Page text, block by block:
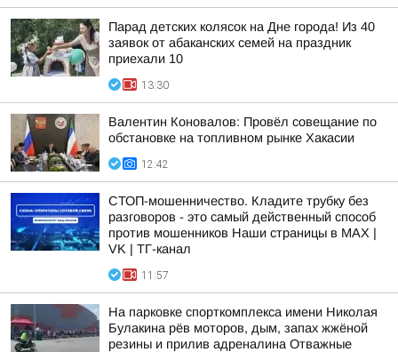
Парад детских колясок на Дне города! Из 40
заявок от абаканских семей на праздник
приехали 10
13:30
Валентин Коновалов: Провёл совещание по
обстановке на топливном рынке Хакасии
12:42
СТОП-мошенничество. Кладите трубку без
разговоров - это самый действенный способ
против мошенников Наши страницы в MAX |
VK | ТГ-канал
11:57
На парковке спорткомплекса имени Николая
Булакина рёв моторов, дым, запах жжёной
резины и прилив адреналина Отважные